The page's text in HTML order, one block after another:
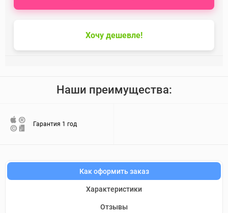
Хочу дешевле!
Наши преимущества:
Гарантия 1 год
Как оформить заказ
Характеристики
Отзывы